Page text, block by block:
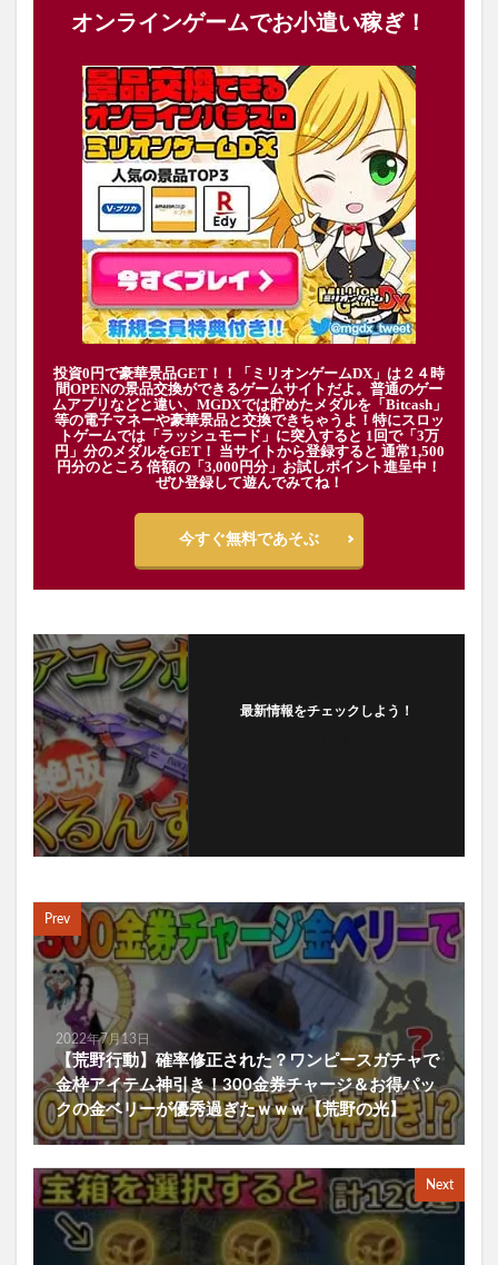
オンラインゲームでお小遣い稼ぎ！
投資0円で豪華景品GET！！「ミリオンゲームDX」は２４時
間OPENの景品交換ができるゲームサイトだよ。普通のゲー
ムアプリなどと違い、MGDXでは貯めたメダルを「Bitcash」
等の電子マネーや豪華景品と交換できちゃうよ！特にスロッ
トゲームでは「ラッシュモード」に突入すると 1回で「3万
円」分のメダルをGET！ 当サイトから登録すると 通常1,500
円分のところ 倍額の「3,000円分」お試しポイント進呈中！
ぜひ登録して遊んでみてね！
今すぐ無料であそぶ
最新情報をチェックしよう！
Prev
2022年7月13日
【荒野行動】確率修正された？ワンピースガチャで
金枠アイテム神引き！300金券チャージ＆お得パッ
クの金ベリーが優秀過ぎたｗｗｗ【荒野の光】
Next